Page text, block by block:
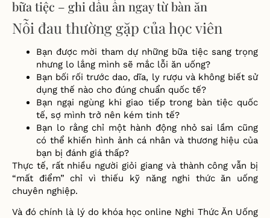
bữa tiệc – ghi dấu ấn ngay từ bàn ăn
Nỗi đau thường gặp của học viên
Bạn được mời tham dự những bữa tiệc sang trọng
nhưng lo lắng mình sẽ mắc lỗi ăn uống?
Bạn bối rối trước dao, dĩa, ly rượu và không biết sử
dụng thế nào cho đúng chuẩn quốc tế?
Bạn ngại ngùng khi giao tiếp trong bàn tiệc quốc
tế, sợ mình trở nên kém tinh tế?
Bạn lo rằng chỉ một hành động nhỏ sai lầm cũng
có thể khiến hình ảnh cá nhân và thương hiệu của
bạn bị đánh giá thấp?
Thực tế, rất nhiều người giỏi giang và thành công vẫn bị
“mất điểm” chỉ vì thiếu kỹ năng nghi thức ăn uống
chuyên nghiệp.
Và đó chính là lý do khóa học online Nghi Thức Ăn Uống